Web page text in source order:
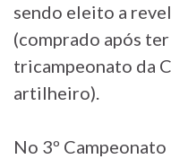
sendo eleito a
(comprado após
tricampeonato da
artilheiro).
No 3º